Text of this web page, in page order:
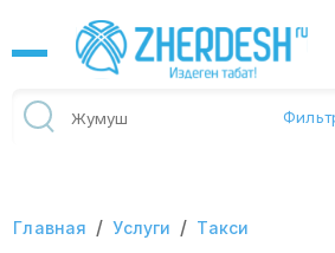
Главная / Услуги / Такси